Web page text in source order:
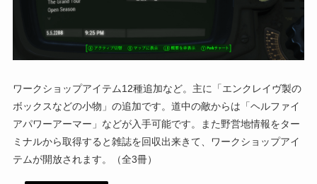
ワークショップアイテム12種追加など。主に「エンクレイヴ製の
ボックスなどの小物」の追加です。道中の敵からは「ヘルファイ
アパワーアーマー」などが入手可能です。また野営地情報をター
ミナルから取得すると雑誌を回収出来きて、ワークショップアイ
テムが開放されます。（全3冊）